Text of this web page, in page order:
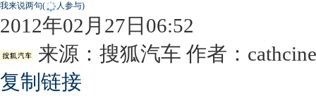
我来说两句( 人参与)
2012年02月27日06:52
来源： 搜狐汽车 作者：cathcine
复制链接